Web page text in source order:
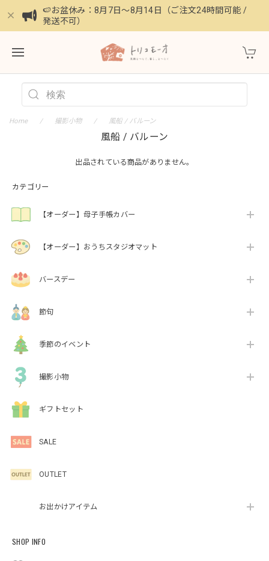
🍉お盆休み：8月7日〜8月14日（ご注文24時間可能 /
発送不可）
カテゴリー
【オーダー】母子手帳カバー
【オーダー】おうちスタジオマット
バースデー
節句
季節のイベント
撮影小物
ギフトセット
SALE
OUTLET
お出かけアイテム
SHOP INFO
Home 撮影小物 風船 / バルーン
風船 / バルーン
出品されている商品がありません。